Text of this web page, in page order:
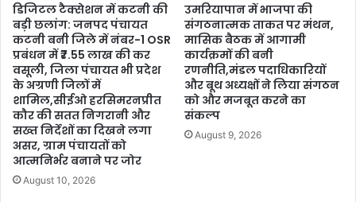
डिजिटल टैक्सेशन में कटनी की
बड़ी छलांग: जनपद पंचायत
कटनी बनी जिले में नंबर-1 OSR
प्रबंधन में ₹7.55 लाख की कर
वसूली, जिला पंचायत भी प्रदेश
के अग्रणी जिलों में
शामिल,सीईओ हरसिमरनप्रीत
कौर की सतत निगरानी और
सख्त निर्देशों का दिखने लगा
असर, ग्राम पंचायतों को
आत्मनिर्भर बनाने पर जोर
August 10, 2026
उमरियापान में भाजपा की
संगठनात्मक ताकत पर मंथन,
मासिक बैठक में आगामी
कार्यक्रमों की बनी
रणनीति,मंडल पदाधिकारियों
और बूथ अध्यक्षों ने लिया संगठन
को और मजबूत करने का
संकल्प
August 9, 2026